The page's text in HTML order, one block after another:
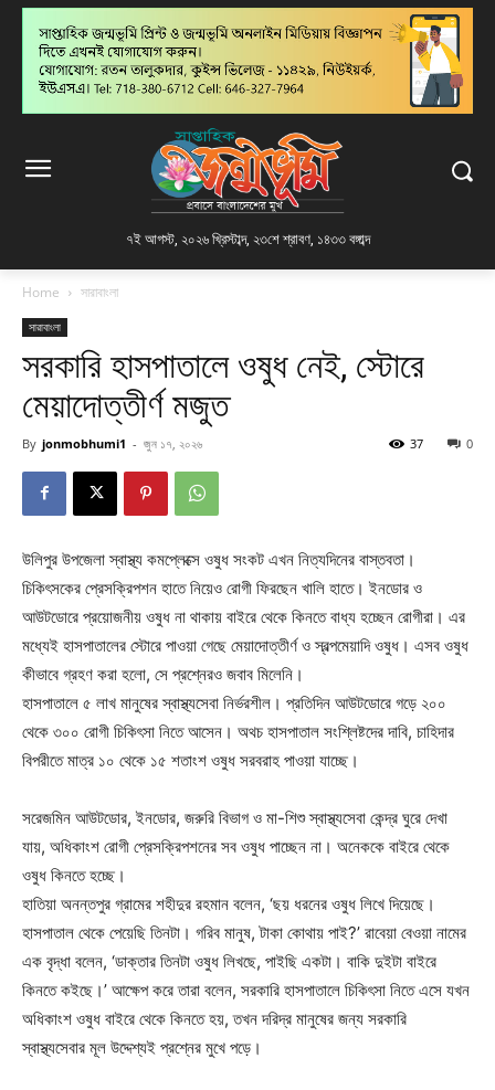
৭ই আগস্ট, ২০২৬ খ্রিস্টাব্দ, ২৩শে শ্রাবণ, ১৪৩৩ বঙ্গাব্দ
Home সারাবাংলা
সারাবাংলা
সরকারি হাসপাতালে ওষুধ নেই, স্টোরে
মেয়াদোত্তীর্ণ মজুত
By jonmobhumi1 - জুন ১৭, ২০২৬ 0
37
উলিপুর উপজেলা স্বাস্থ্য কমপ্লেক্সে ওষুধ সংকট এখন নিত্যদিনের বাস্তবতা।
চিকিৎসকের প্রেসক্রিপশন হাতে নিয়েও রোগী ফিরছেন খালি হাতে। ইনডোর ও
আউটডোরে প্রয়োজনীয় ওষুধ না থাকায় বাইরে থেকে কিনতে বাধ্য হচ্ছেন রোগীরা। এর
মধ্যেই হাসপাতালের স্টোরে পাওয়া গেছে মেয়াদোত্তীর্ণ ও স্বল্পমেয়াদি ওষুধ। এসব ওষুধ
কীভাবে গ্রহণ করা হলো, সে প্রশ্নেরও জবাব মিলেনি।
হাসপাতালে ৫ লাখ মানুষের স্বাস্থ্যসেবা নির্ভরশীল। প্রতিদিন আউটডোরে গড়ে ২০০
থেকে ৩০০ রোগী চিকিৎসা নিতে আসেন। অথচ হাসপাতাল সংশ্লিষ্টদের দাবি, চাহিদার
বিপরীতে মাত্র ১০ থেকে ১৫ শতাংশ ওষুধ সরবরাহ পাওয়া যাচ্ছে।
সরেজমিন আউটডোর, ইনডোর, জরুরি বিভাগ ও মা-শিশু স্বাস্থ্যসেবা কেন্দ্র ঘুরে দেখা
যায়, অধিকাংশ রোগী প্রেসক্রিপশনের সব ওষুধ পাচ্ছেন না। অনেককে বাইরে থেকে
ওষুধ কিনতে হচ্ছে।
হাতিয়া অনন্তপুর গ্রামের শহীদুর রহমান বলেন, ‘ছয় ধরনের ওষুধ লিখে দিয়েছে।
হাসপাতাল থেকে পেয়েছি তিনটা। গরিব মানুষ, টাকা কোথায় পাই?’ রাবেয়া বেওয়া নামের
এক বৃদ্ধা বলেন, ‘ডাক্তার তিনটা ওষুধ লিখছে, পাইছি একটা। বাকি দুইটা বাইরে
কিনতে কইছে।’ আক্ষেপ করে তারা বলেন, সরকারি হাসপাতালে চিকিৎসা নিতে এসে যখন
অধিকাংশ ওষুধ বাইরে থেকে কিনতে হয়, তখন দরিদ্র মানুষের জন্য সরকারি
স্বাস্থ্যসেবার মূল উদ্দেশ্যই প্রশ্নের মুখে পড়ে।